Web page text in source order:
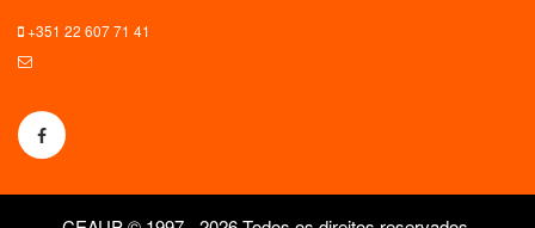
+351 22 607 71 41